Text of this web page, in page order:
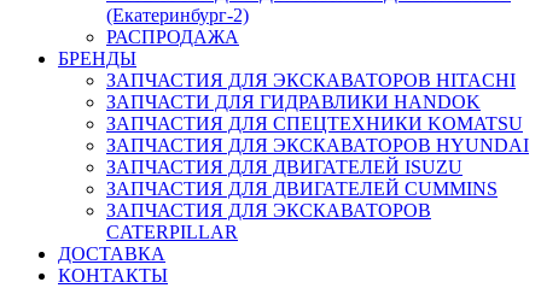
(Екатеринбург-2)
РАСПРОДАЖА
БРЕНДЫ
ЗАПЧАСТИЯ ДЛЯ ЭКСКАВАТОРОВ HITACHI
ЗАПЧАСТИ ДЛЯ ГИДРАВЛИКИ HANDOK
ЗАПЧАСТИЯ ДЛЯ СПЕЦТЕХНИКИ KOMATSU
ЗАПЧАСТИЯ ДЛЯ ЭКСКАВАТОРОВ HYUNDAI
ЗАПЧАСТИЯ ДЛЯ ДВИГАТЕЛЕЙ ISUZU
ЗАПЧАСТИЯ ДЛЯ ДВИГАТЕЛЕЙ CUMMINS
ЗАПЧАСТИЯ ДЛЯ ЭКСКАВАТОРОВ
CATERPILLAR
ДОСТАВКА
КОНТАКТЫ